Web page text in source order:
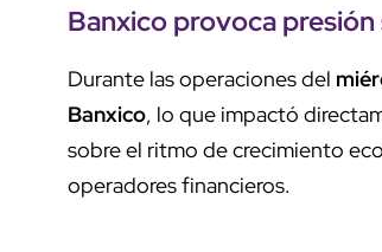
Banxicoprovoca presión
Durante las operaciones del
Banxico, lo que impactó
sobre el ritmo de crecimiento
operadores financieros.